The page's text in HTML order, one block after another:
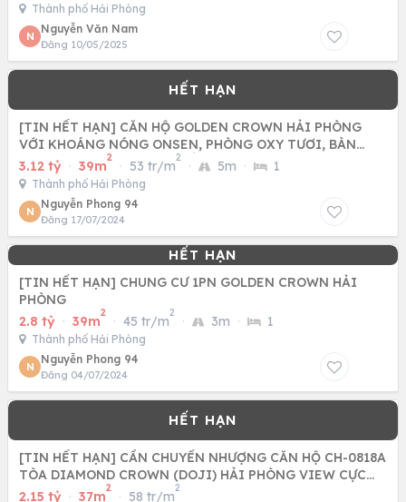
Thành phố Hải Phòng
N
Nguyễn Văn Nam
Đăng 10/05/2025
[TIN HẾT HẠN] CĂN HỘ GOLDEN CROWN HẢI PHÒNG
VỚI KHOÁNG NÓNG ONSEN, PHÒNG OXY TƯƠI, BÀN
GIAO HOÀN THIỆN CAO CẤP
3.12 tỷ · 39m
2
· 53 tr/m
2
· 5m · 1
Thành phố Hải Phòng
N
Nguyễn Phong 94
Đăng 17/07/2024
[TIN HẾT HẠN] CHUNG CƯ 1PN GOLDEN CROWN HẢI
PHÒNG
2.8 tỷ · 39m
2
· 45 tr/m
2
· 3m · 1
Thành phố Hải Phòng
N
Nguyễn Phong 94
Đăng 04/07/2024
[TIN HẾT HẠN] CẦN CHUYỂN NHƯỢNG CĂN HỘ CH-0818A
TÒA DIAMOND CROWN (DOJI) HẢI PHÒNG VIEW CỰC
ĐỈNH.
2.15 tỷ · 37m
2
· 58 tr/m
2